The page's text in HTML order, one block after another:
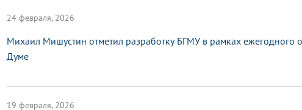
24 февраля, 2026
Михаил Мишустин отметил разработку БГМУ в рамках ежегодного
Думе
19 февраля, 2026